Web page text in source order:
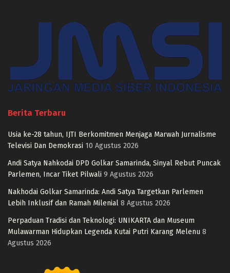
Berita Terbaru
Usia ke-28 tahun, IJTI Berkomitmen Menjaga Marwah Jurnalisme
Televisi Dan Demokrasi 10 Agustus 2026
Andi Satya Nahkodai DPD Golkar Samarinda, Sinyal Rebut Puncak
Parlemen, Incar Tiket Pilwali 9 Agustus 2026
Nakhodai Golkar Samarinda: Andi Satya Targetkan Parlemen
Lebih Inklusif dan Ramah Milenial 8 Agustus 2026
Perpaduan Tradisi dan Teknologi: UNIKARTA dan Museum
Mulawarman Hidupkan Legenda Kutai Putri Karang Melenu 8
Agustus 2026